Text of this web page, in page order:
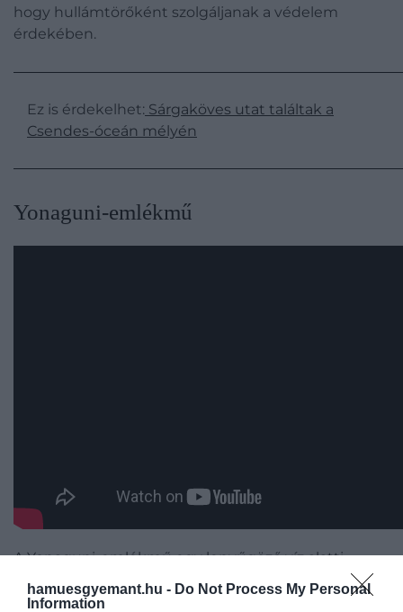
hamuesgyemant.hu - Do Not Process My Personal
Information
hogy hullámtörőként szolgáljanak a védelem
érdekében.
Ez is érdekelhet: Sárgaköves utat találtak a
Csendes-óceán mélyén
Yonaguni-emlékmű
A Yonaguni-emlékmű egy lenyűgöző víz alatti
képződmény a japán Yonaguni-sziget partjainál,
kutatók és kalandorok figyelmét egyaránt felkeltette.